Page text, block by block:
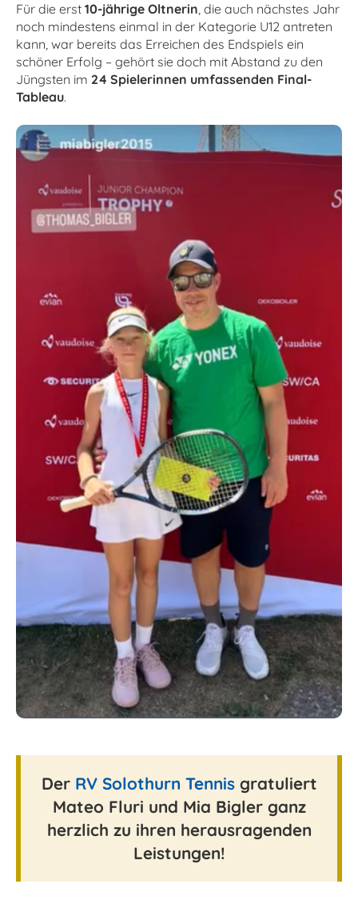
Für die erst 10-jährige Oltnerin, die auch nächstes Jahr
noch mindestens einmal in der Kategorie U12 antreten
kann, war bereits das Erreichen des Endspiels ein
schöner Erfolg – gehört sie doch mit Abstand zu den
Jüngsten im 24 Spielerinnen umfassenden Final-
Tableau.
Der RV Solothurn Tennisgratuliert
Mateo Fluri und Mia Biglerganz
herzlich zu ihren herausragenden
Leistungen!